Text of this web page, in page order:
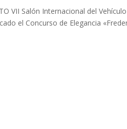
VII Salón Internacional del
el Concurso de Elegancia